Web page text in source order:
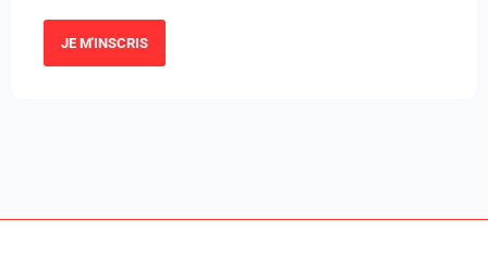
JE M'INSCRIS